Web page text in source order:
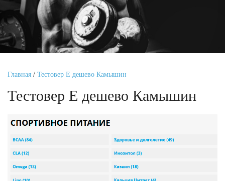
Главная / Тестовер Е дешево Камышин
Тестовер Е дешево Камышин